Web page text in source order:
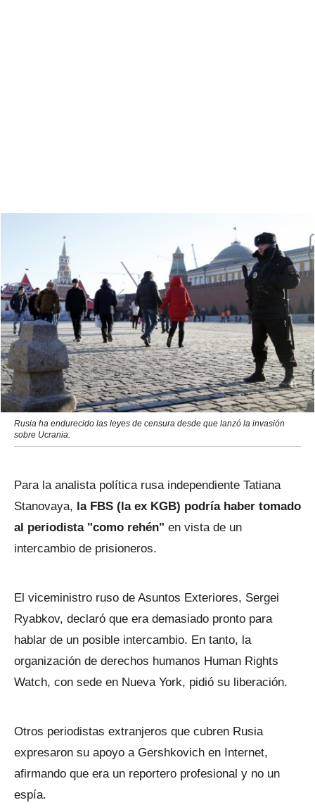
Rusia ha endurecido las leyes de censura desde que lanzó la invasión
sobre Ucrania.
Para la analista política rusa independiente Tatiana
Stanovaya, la FBS (la ex KGB) podría haber tomado
al periodista "como rehén" en vista de un
intercambio de prisioneros.
El viceministro ruso de Asuntos Exteriores, Sergei
Ryabkov, declaró que era demasiado pronto para
hablar de un posible intercambio. En tanto, la
organización de derechos humanos Human Rights
Watch, con sede en Nueva York, pidió su liberación.
Otros periodistas extranjeros que cubren Rusia
expresaron su apoyo a Gershkovich en Internet,
afirmando que era un reportero profesional y no un
espía.